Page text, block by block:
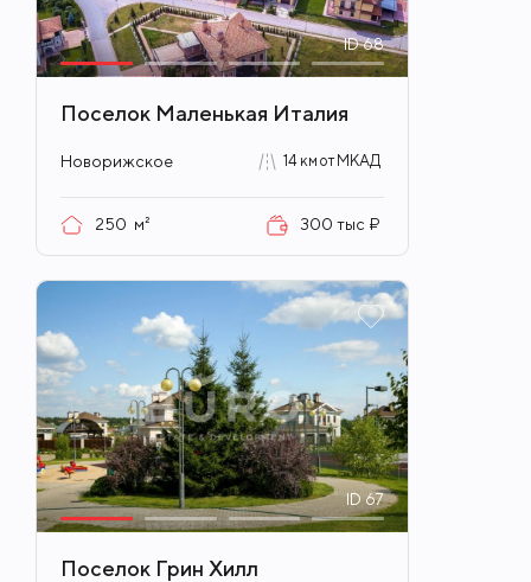
ID68
Поселок Маленькая Италия
Новорижское 14 км от МКАД
250 м² 300 тыс ₽
ID67
Поселок Грин Хилл